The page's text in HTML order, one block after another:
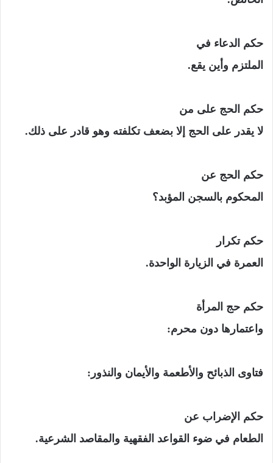
حكم الدعاء في
الملتزم وأين يقع.
حكم الحج على من
لا يقدر على الحج إلا بضعف تكلفته وهو قادر على ذلك.
حكم الحج عن
المحكوم بالسجن المؤبد؟
حكم تكرار
العمرة في الزيارة الواحدة.
حكم حج المرأة
واعتمارها دون محرم:
فتاوى الذبائح والأطعمة والأيمان والنذور:
حكم الإضراب عن
الطعام في ضوء القواعد الفقهية والمقاصد الشرعية.